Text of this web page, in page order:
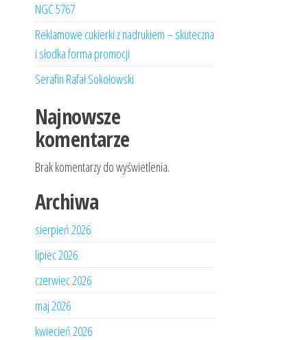
NGC 5767
Reklamowe cukierki z nadrukiem – skuteczna
i słodka forma promocji
Serafin Rafał Sokołowski
Najnowsze
komentarze
Brak komentarzy do wyświetlenia.
Archiwa
sierpień 2026
lipiec 2026
czerwiec 2026
maj 2026
kwiecień 2026